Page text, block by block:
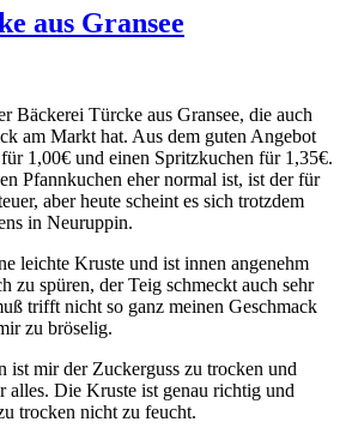
aus Gransee
Bäckerei Türcke aus Gransee, die auch
am Markt hat. Aus dem guten Angebot
1,00€ und einen Spritzkuchen für 1,35€.
Pfannkuchen eher normal ist, ist der für
aber heute scheint es sich trotzdem
in Neuruppin.
leichte Kruste und ist innen angenehm
zu spüren, der Teig schmeckt auch sehr
trifft nicht so ganz meinen Geschmack
zu bröselig.
ist mir der Zuckerguss zu trocken und
alles. Die Kruste ist genau richtig und
trocken nicht zu feucht.